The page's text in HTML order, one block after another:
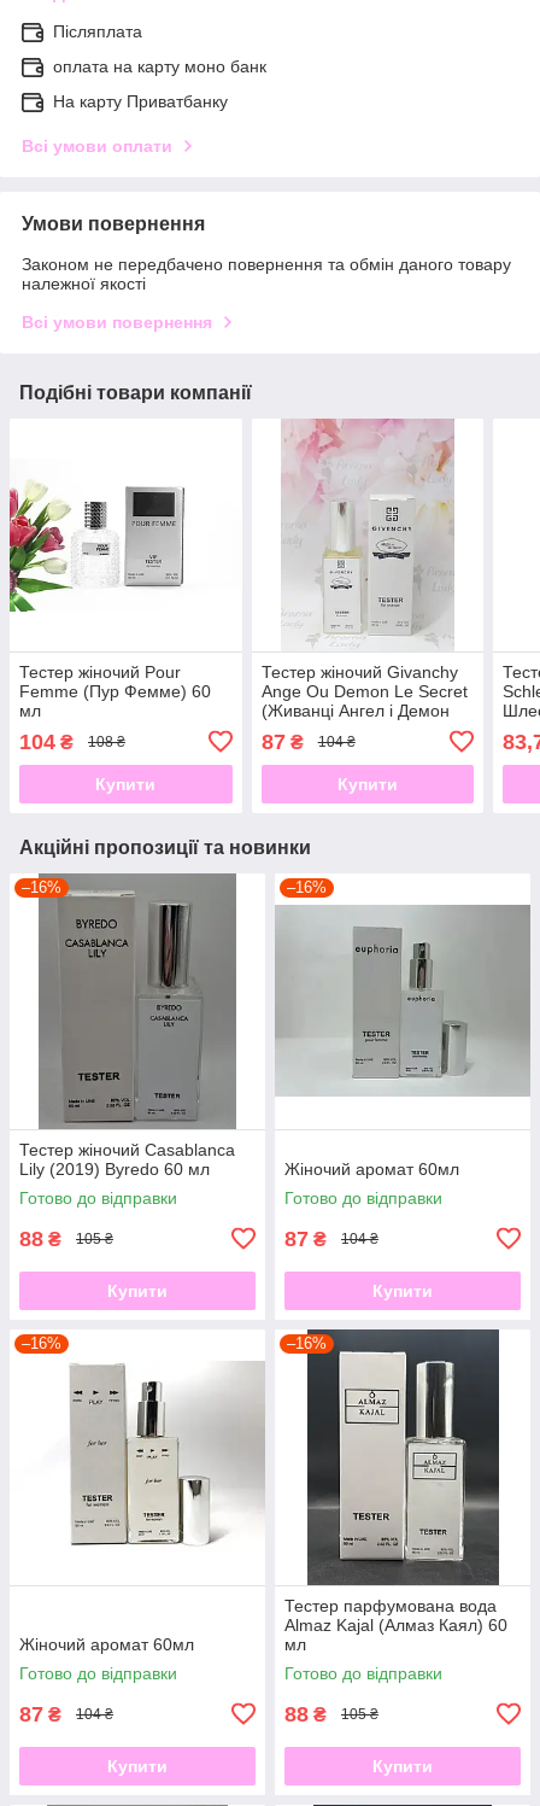
Післяплата
оплата на карту моно банк
На карту Приватбанку
Всі умови оплати
Умови повернення
Законом не передбачено повернення та обмін даного товару
належної якості
Всі умови повернення
Подібні товари компанії
Тестер жіночий Pour
Femme (Пур Фемме) 60
мл
104 ₴ 108 ₴
Купити
Тестер жіночий Givanchy
Ange Ou Demon Le Secret
(Живанці Ангел і Демон
87₴ 104 ₴
Купити
Акційні пропозиції та новинки
–16%
Тестер жіночий Casablanca
Lily (2019) Byredo 60 мл
Готово до відправки
88 ₴ 105 ₴
Купити
–16%
Жіночий аромат 60мл
Готово до відправки
87 ₴ 104 ₴
Купити
–16%
Жіночий аромат 60мл
Готово до відправки
87 ₴ 104 ₴
Купити
–16%
Тестер парфумована вода
Almaz Kajal (Алмаз Каял) 60
мл
Готово до відправки
88 ₴ 105 ₴
Купити